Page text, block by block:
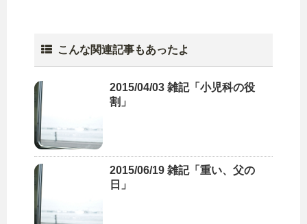
こんな関連記事もあったよ
2015/04/03 雑記「小児科の役
割」
2015/06/19 雑記「重い、父の
日」